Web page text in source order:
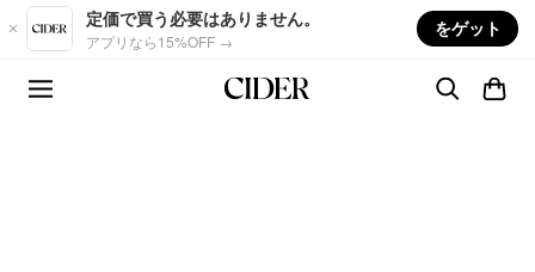
Skip to main content
定価で買う必要はありません。
アプリなら15%OFF →
をゲット